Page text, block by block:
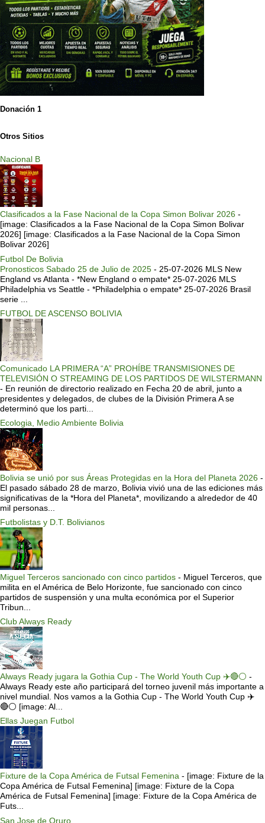
Donación 1
Otros Sitios
Nacional B
Clasificados a la Fase Nacional de la Copa Simon Bolivar 2026 -
[image: Clasificados a la Fase Nacional de la Copa Simon Bolivar
2026] [image: Clasificados a la Fase Nacional de la Copa Simon
Bolivar 2026]
Futbol De Bolivia
Pronosticos Sabado 25 de Julio de 2025 - 25-07-2026 MLS New
England vs Atlanta - *New England o empate* 25-07-2026 MLS
Philadelphia vs Seattle - *Philadelphia o empate* 25-07-2026 Brasil
serie ...
FUTBOL DE ASCENSO BOLIVIA
Comunicado LA PRIMERA “A” PROHÍBE TRANSMISIONES DE
TELEVISIÓN O STREAMING DE LOS PARTIDOS DE WILSTERMANN
- En reunión de directorio realizado en Fecha 20 de abril, junto a
presidentes y delegados, de clubes de la División Primera A se
determinó que los parti...
Ecologia, Medio Ambiente Bolivia
Bolivia se unió por sus Áreas Protegidas en la Hora del Planeta 2026 -
El pasado sábado 28 de marzo, Bolivia vivió una de las ediciones más
significativas de la *Hora del Planeta*, movilizando a alrededor de 40
mil personas...
Futbolistas y D.T. Bolivianos
Miguel Terceros sancionado con cinco partidos - Miguel Terceros, que
milita en el América de Belo Horizonte, fue sancionado con cinco
partidos de suspensión y una multa económica por el Superior
Tribun...
Club Always Ready
Always Ready jugara la Gothia Cup - The World Youth Cup ✈️🔴⚪️ -
Always Ready este año participará del torneo juvenil más importante a
nivel mundial. Nos vamos a la Gothia Cup - The World Youth Cup ✈️
🔴⚪️ [image: Al...
Ellas Juegan Futbol
Fixture de la Copa América de Futsal Femenina - [image: Fixture de la
Copa América de Futsal Femenina] [image: Fixture de la Copa
América de Futsal Femenina] [image: Fixture de la Copa América de
Futs...
San Jose de Oruro